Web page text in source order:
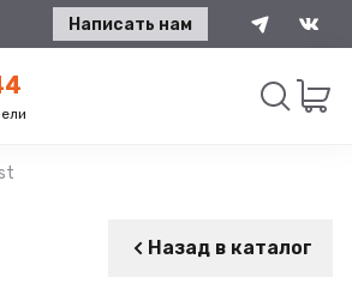
Написать нам
Назад в каталог